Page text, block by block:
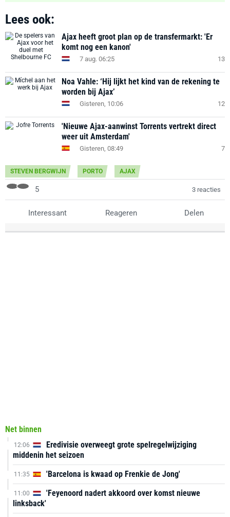
Lees ook:
Ajax heeft groot plan op de transfermarkt: 'Er
komt nog een kanon'
7 aug. 06:25 13
Noa Vahle: ‘Hij lijkt het kind van de rekening te
worden bij Ajax’
Gisteren, 10:06 12
'Nieuwe Ajax-aanwinst Torrents vertrekt direct
weer uit Amsterdam'
Gisteren, 08:49 7
STEVEN BERGWIJN PORTO AJAX
5 3 reacties
Interessant Reageren Delen
Net binnen
12:06
Eredivisie overweegt grote spelregelwijziging
middenin het seizoen
11:35 'Barcelona is kwaad op Frenkie de Jong'
11:00
'Feyenoord nadert akkoord over komst nieuwe
linksback'